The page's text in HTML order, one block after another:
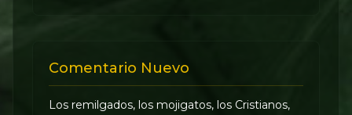
Comentario Nuevo
Los remilgados, los mojigatos, los Cristianos,